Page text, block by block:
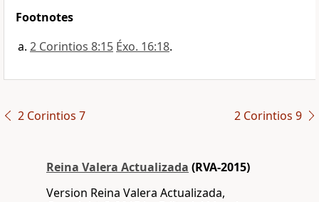
Footnotes
2 Corintios 8:15 Éxo. 16:18.
2 Corintios 7 2 Corintios 9
Reina Valera Actualizada (RVA-2015)
Version Reina Valera Actualizada,